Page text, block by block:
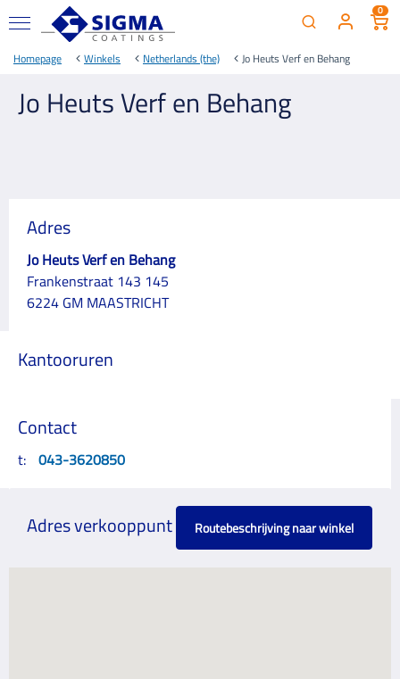
0
Homepage Winkels Netherlands (the) Jo Heuts Verf en Behang
Jo Heuts Verf en Behang
Adres
Jo Heuts Verf en Behang
Frankenstraat 143 145
6224 GM MAASTRICHT
Kantooruren
Contact
t: 043-3620850
Adres verkooppunt Routebeschrijving naar winkel